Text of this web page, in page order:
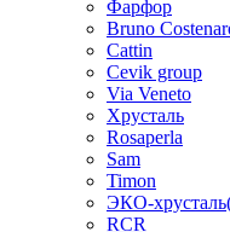
Фарфор
Bruno
Cattin
Cevik group
Via Veneto
Хрусталь
Rosaperla
Sam
Timon
ЭКО-
RCR